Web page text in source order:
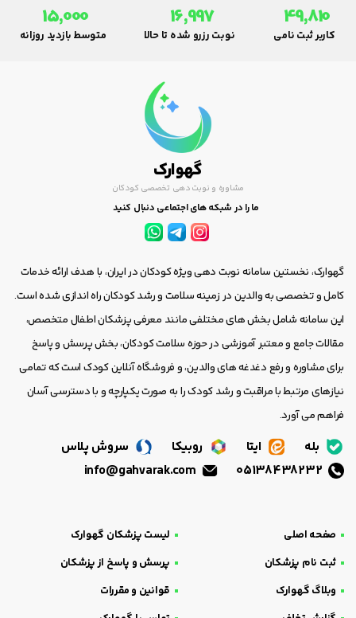
49,810
کاربر ثبت نامی
16,997
نوبت رزرو شده تا حالا
15,000
متوسط بازدید روزانه
گهوارک
مشاوره و نوبت دهی تخصصی کودکان
ما را در شبکه های اجتماعی دنبال کنید
گهوارک، نخستین سامانه نوبت دهی ویژه کودکان در ایران، با هدف ارائه خدمات
کامل و تخصصی به والدین در زمینه سلامت و رشد کودکان راه اندازی شده است.
این سامانه شامل بخش های مختلفی مانند معرفی پزشکان اطفال متخصص،
مقالات جامع و معتبر آموزشی در حوزه سلامت کودکان، بخش پرسش و پاسخ
برای مشاوره و رفع دغدغه های والدین، و فروشگاه آنلاین کودک است که تمامی
نیازهای مرتبط با مراقبت و رشد کودک را به صورت یکپارچه و با دسترسی آسان
فراهم می آورد.
بله ایتا روبیکا
سروش پلاس
صفحه اصلی
لیست پزشکان گهوارک
ثبت نام پزشکان
پرسش و پاسخ از پزشکان
وبلاگ گهوارک
قوانین و مقررات